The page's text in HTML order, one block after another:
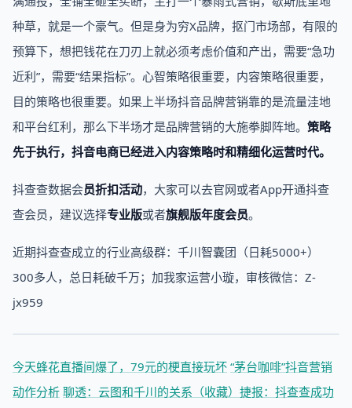
种草，就是一个豪气。但是身为穷X品牌，抠门市场部，有限的
预算下，想把钱花在刀刃上就必须考虑价值和产出，需要“急功
近利”，需要“结果指标”。心智策略很重要，内容策略很重要，
目的策略也很重要。如果上半场抖音品牌营销靠的是流量洼地
和平台红利，那么下半场才是品牌营销的大施拳脚阵地。 策略
先于执行，抖音电商已经进入内容策略时和精细化运营时代。
抖查查数据会员折扣活动，大家可以去官网或者App开通抖查
查会员，建议选择专业版或者旗舰版年度会员。
近期抖查查成立的行业高级群：千川智囊团（日耗5000+）
300多人，总日耗破千万；加我家运营小璇，审核微信：Z-
jx959
今天蜂花直播间爆了，79元的梗直接玩坏 “茅台咖啡”抖音营销
动作分析 聊透：云图和千川的关系（收藏） 捷报：抖查查成功